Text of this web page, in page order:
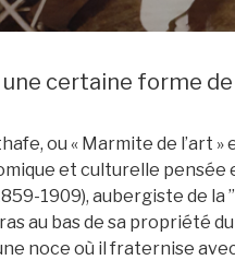
une certaine forme
ou « Marmite de l’art
et culturelle pensée
1909), aubergiste de la
au bas de sa propriété
noce où il fraternise